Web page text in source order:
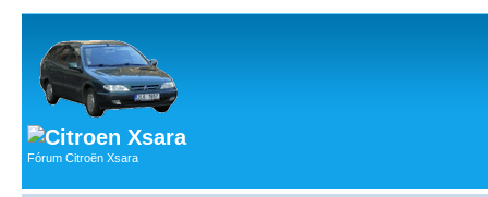
Fórum Citroën Xsara